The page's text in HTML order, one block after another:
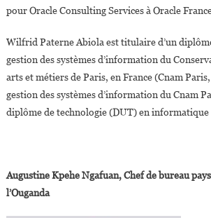
pour Oracle Consulting Services à Oracle
Wilfrid Paterne Abiola est titulaire d’un
gestion des systèmes d’information du
arts et métiers de Paris, en France (Cnam
gestion des systèmes d’information du Cnam
diplôme de technologie (DUT) en informatique
Augustine Kpehe Ngafuan, Chef de bureau
l’Ouganda